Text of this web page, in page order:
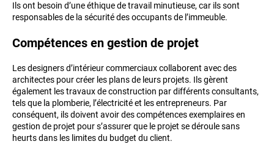
Ils ont besoin d’une éthique de travail minutieuse, car ils sont
responsables de la sécurité des occupants de l’immeuble.
Compétences en gestion de projet
Les designers d’intérieur commerciaux collaborent avec des
architectes pour créer les plans de leurs projets. Ils gèrent
également les travaux de construction par différents consultants,
tels que la plomberie, l’électricité et les entrepreneurs. Par
conséquent, ils doivent avoir des compétences exemplaires en
gestion de projet pour s’assurer que le projet se déroule sans
heurts dans les limites du budget du client.